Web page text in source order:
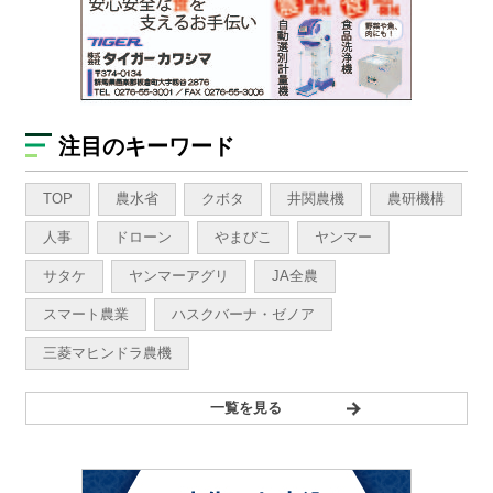
注目のキーワード
TOP 農水省 クボタ 井関農機 農研機構
人事 ドローン やまびこ ヤンマー
サタケ ヤンマーアグリ JA全農
スマート農業 ハスクバーナ・ゼノア
三菱マヒンドラ農機
一覧を見る